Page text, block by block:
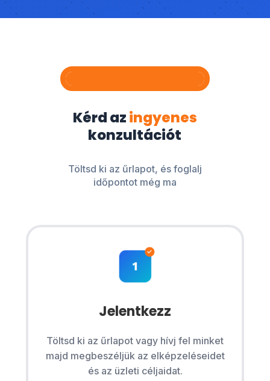
Kérd azingyenes
konzultációt
Töltsd ki az űrlapot, és foglalj
időpontot még ma
Jelentkezz
Töltsd ki az űrlapot vagy hívj fel minket
majd megbeszéljük az elképzeléseidet
és az üzleti céljaidat.